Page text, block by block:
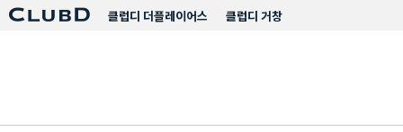
클럽디 거창
클럽디 더플레이어스